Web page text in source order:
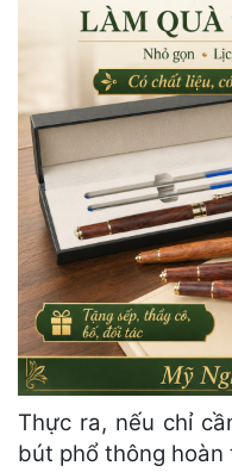
Thực ra, nếu chỉ
bút phổ thông